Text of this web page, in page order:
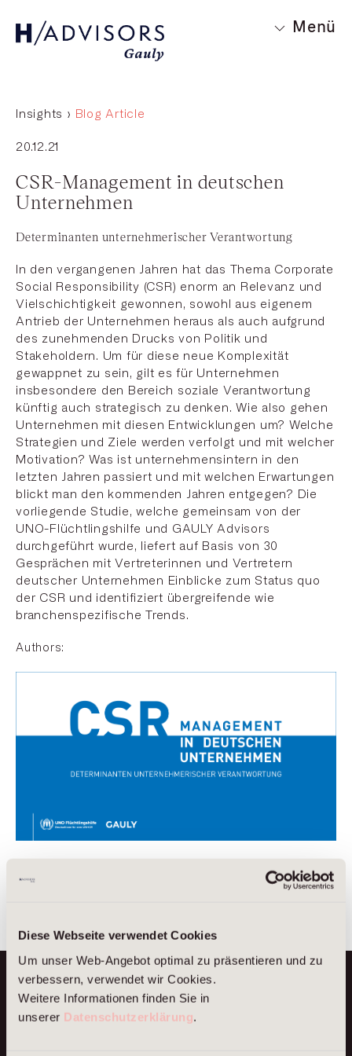
Diese Webseite verwendet Cookies
Um unser Web-Angebot optimal zu präsentieren und zu
verbessern, verwendet wir Cookies.
Weitere Informationen finden Sie in
unserer Datenschutzerklärung.
Menü
Insights › Blog Article
20.12.21
CSR-Management in deutschen
Unternehmen
Determinanten unternehmerischer Verantwortung
In den vergangenen Jahren hat das Thema Corporate
Social Responsibility (CSR) enorm an Relevanz und
Vielschichtigkeit gewonnen, sowohl aus eigenem
Antrieb der Unternehmen heraus als auch aufgrund
des zunehmenden Drucks von Politik und
Stakeholdern. Um für diese neue Komplexität
gewappnet zu sein, gilt es für Unternehmen
insbesondere den Bereich soziale Verantwortung
künftig auch strategisch zu denken. Wie also gehen
Unternehmen mit diesen Entwicklungen um? Welche
Strategien und Ziele werden verfolgt und mit welcher
Motivation? Was ist unternehmensintern in den
letzten Jahren passiert und mit welchen Erwartungen
blickt man den kommenden Jahren entgegen? Die
vorliegende Studie, welche gemeinsam von der
UNO-Flüchtlingshilfe und GAULY Advisors
durchgeführt wurde, liefert auf Basis von 30
Gesprächen mit Vertreterinnen und Vertretern
deutscher Unternehmen Einblicke zum Status quo
der CSR und identifiziert übergreifende wie
branchenspezifische Trends.
Authors:
Our Locations